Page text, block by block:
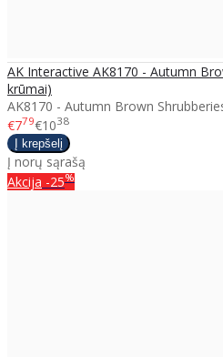
AK Interactive AK8170 - Autumn
krūmai)
AK8170 - Autumn Brown
€779€1038
Į norų sąrašą
Akcija -25%